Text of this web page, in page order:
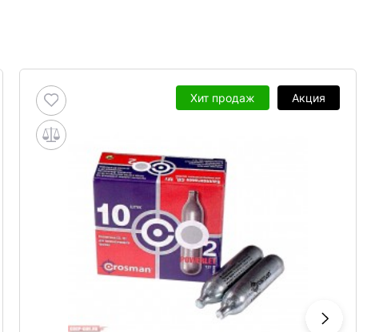
Хит продаж Акция